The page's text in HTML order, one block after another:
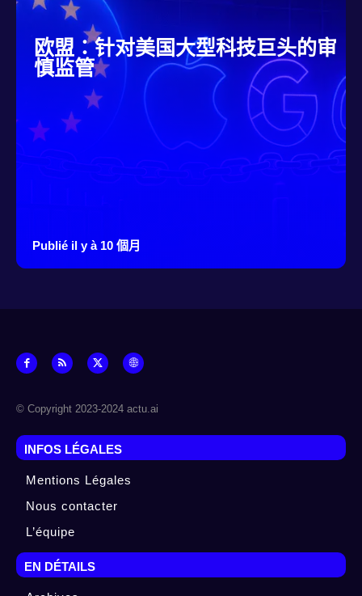
欧盟：针对美国大型科技巨头的审
慎监管
Publié il y à 10 個月
© Copyright 2023-2024 actu.ai
INFOS LÉGALES
Mentions Légales
Nous contacter
L’équipe
EN DÉTAILS